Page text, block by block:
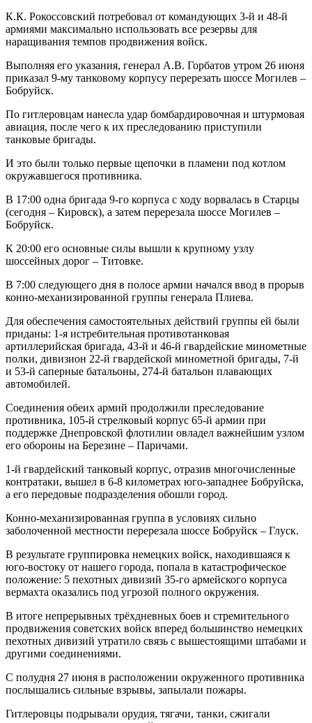
К.К. Рокоссовский потребовал от командующих 3-й и 48-й
армиями максимально использовать все резервы для
наращивания темпов продвижения войск.
Выполняя его указания, генерал А.В. Горбатов утром 26 июня
приказал 9-му танковому корпусу перерезать шоссе Могилев –
Бобруйск.
По гитлеровцам нанесла удар бомбардировочная и штурмовая
авиация, после чего к их преследованию приступили
танковые бригады.
И это были только первые щепочки в пламени под котлом
окружавшегося противника.
В 17:00 одна бригада 9-го корпуса с ходу ворвалась в Старцы
(сегодня – Кировск), а затем перерезала шоссе Могилев –
Бобруйск.
К 20:00 его основные силы вышли к крупному узлу
шоссейных дорог – Титовке.
В 7:00 следующего дня в полосе армии начался ввод в прорыв
конно-механизированной группы генерала Плиева.
Для обеспечения самостоятельных действий группы ей были
приданы: 1-я истребительная противотанковая
артиллерийская бригада, 43-й и 46-й гвардейские минометные
полки, дивизион 22-й гвардейской минометной бригады, 7-й
и 53-й саперные батальоны, 274-й батальон плавающих
автомобилей.
Соединения обеих армий продолжили преследование
противника, 105-й стрелковый корпус 65-й армии при
поддержке Днепровской флотилии овладел важнейшим узлом
его обороны на Березине – Паричами.
1-й гвардейский танковый корпус, отразив многочисленные
контратаки, вышел в 6-8 километрах юго-западнее Бобруйска,
а его передовые подразделения обошли город.
Конно-­механизированная группа в условиях сильно
заболоченной местности перерезала шоссе Бобруйск – Глуск.
В результате группировка немецких войск, находившаяся к
юго-востоку от нашего города, попала в ка­тастрофическое
положение: 5 пехотных дивизий 35-го армейского корпуса
вермахта оказались под угрозой полного окружения.
В итоге непрерывных трёхдневных боев и стремительного
продвижения советских войск вперед большинство немецких
пехотных дивизий утратило связь с вышестоящими штабами и
другими соединениями.
С полудня 27 июня в расположении окруженного противника
послышались сильные взрывы, запылали пожары.
Гитлеровцы подрывали орудия, тягачи, танки, сжигали